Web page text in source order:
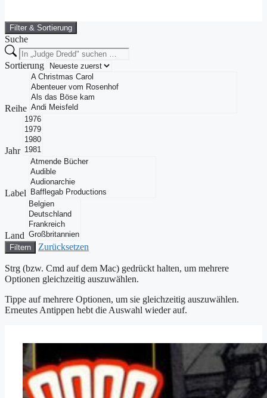
Filter & Sortierung
Suche
Sortierung
Reihe
Jahr
Label
Land
Filtern Zurücksetzen
Strg (bzw. Cmd auf dem Mac) gedrückt halten, um mehrere
Optionen gleichzeitig auszuwählen.
Tippe auf mehrere Optionen, um sie gleichzeitig auszuwählen.
Erneutes Antippen hebt die Auswahl wieder auf.